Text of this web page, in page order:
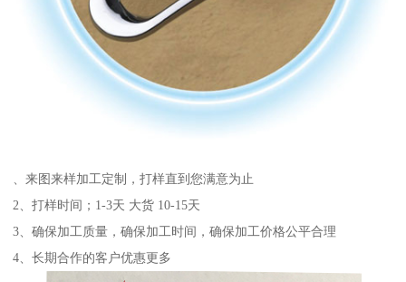
、来图来样加工定制，打样直到您满意为止
2、打样时间；1-3天 大货 10-15天
3、确保加工质量，确保加工时间，确保加工价格公平合理
4、长期合作的客户优惠更多